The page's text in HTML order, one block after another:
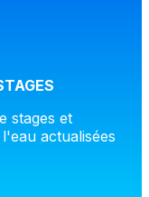
stages et
actualisées